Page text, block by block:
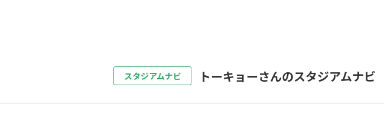
スタジアムナビ トーキョーさんのスタジアムナビ